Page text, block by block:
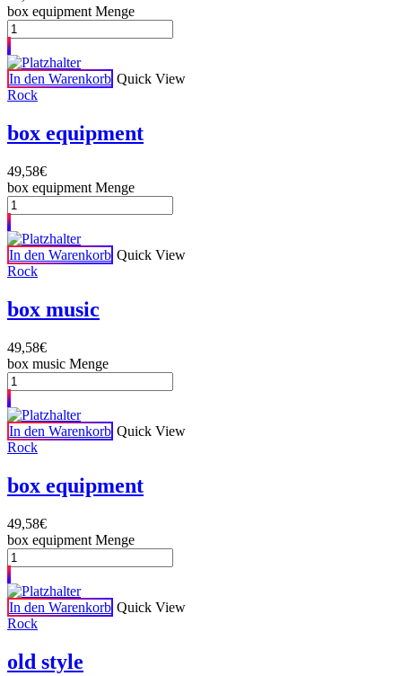
box equipment Menge
In den Warenkorb Quick View
Rock
box equipment
49,58€
box equipment Menge
In den Warenkorb Quick View
Rock
box music
49,58€
box music Menge
In den Warenkorb Quick View
Rock
box equipment
49,58€
box equipment Menge
In den Warenkorb Quick View
Rock
old style